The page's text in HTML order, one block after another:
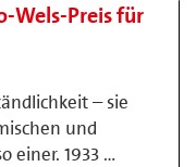
Wels-Preis für
– sie
und
einer. 1933 …